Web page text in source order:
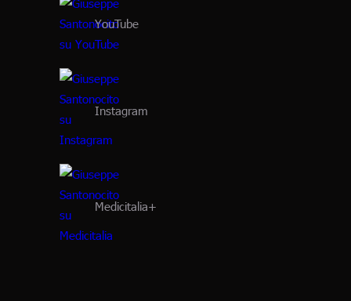
YouTube
Instagram
Medicitalia+